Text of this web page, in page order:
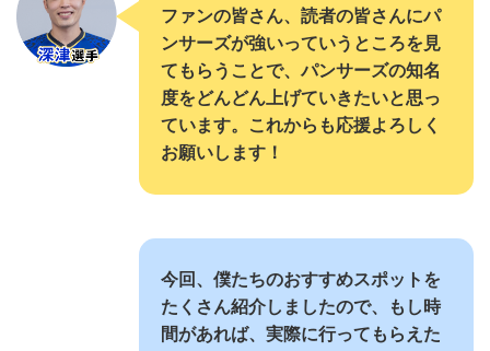
ファンの皆さん、読者の皆さんにパ
ンサーズが強いっていうところを見
てもらうことで、パンサーズの知名
度をどんどん上げていきたいと思っ
ています。これからも応援よろしく
お願いします！
今回、僕たちのおすすめスポットを
たくさん紹介しましたので、もし時
間があれば、実際に行ってもらえた